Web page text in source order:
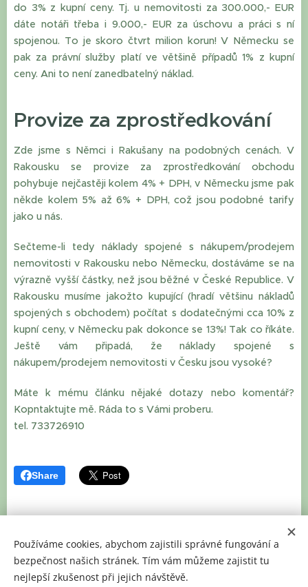
do 3% z kupní ceny. Tj. u nemovitosti za 300.000,- EUR
dáte notáři třeba i 9.000,- EUR za úschovu a práci s ní
spojenou. To je skoro čtvrt milion korun! V Německu se
pak za právní služby platí ve většině případů 1% z kupní
ceny. Ani to není zanedbatelný náklad.
Provize za zprostředkování
Zde jsme s Němci i Rakušany na podobných cenách. V
Rakousku se provize za zprostředkování obchodu
pohybuje nejčastěji kolem 4% + DPH, v Německu jsme pak
někde kolem 5% až 6% + DPH, což jsou podobné tarify
jako u nás.
Sečteme-li tedy náklady spojené s nákupem/prodejem
nemovitosti v Rakousku nebo Německu, dostáváme se na
výrazně vyšší částky, než jsou běžné v České Republice. V
Rakousku musíme jakožto kupující (hradí většinu nákladů
spojených s obchodem) počítat s dodatečnými cca 10% z
kupní ceny, v Německu pak dokonce se 13%! Tak co říkáte.
Ještě vám připadá, že náklady spojené s
nákupem/prodejem nemovitosti v Česku jsou vysoké?
Máte k mému článku nějaké dotazy nebo komentář?
Kopntaktujte mě. Ráda to s Vámi proberu.
tel. 733726910
Share
Používáme cookies, abychom zajistili správné fungování a
bezpečnost našich stránek. Tím vám můžeme zajistit tu
nejlepší zkušenost při jejich návštěvě.